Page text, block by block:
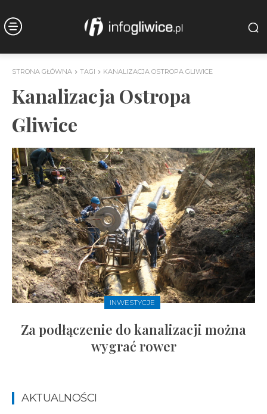
STRONA GŁÓWNA TAGI KANALIZACJA OSTROPA GLIWICE
Kanalizacja Ostropa
Gliwice
INWESTYCJE
Za podłączenie do kanalizacji można
wygrać rower
AKTUALNOŚCI